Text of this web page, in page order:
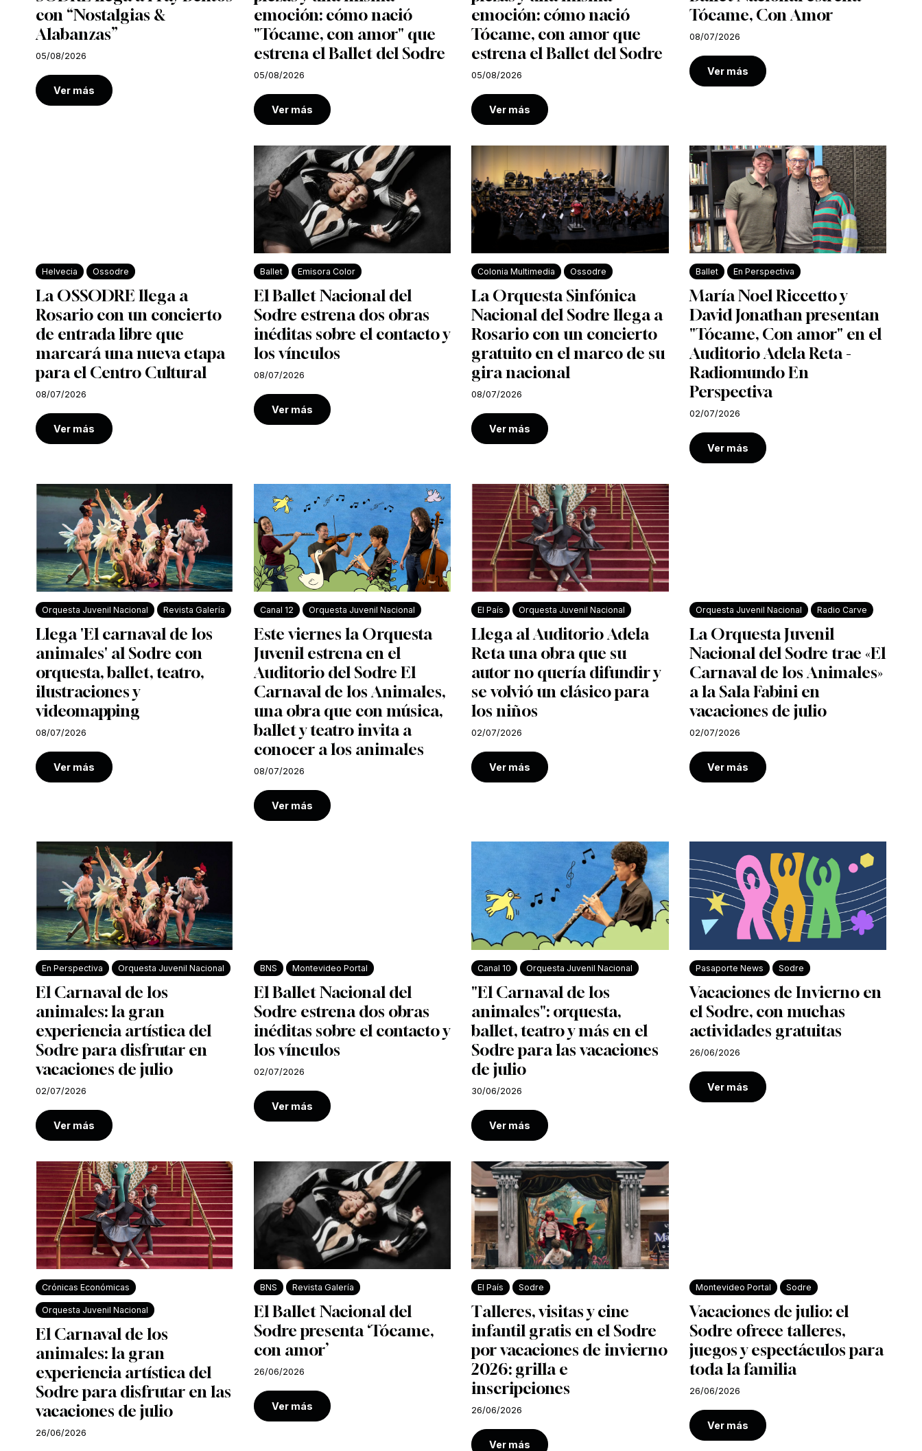
con “Nostalgias &
Alabanzas”
05/08/2026
Ver más
emoción: cómo nació
"Tócame, con amor" que
estrena el Ballet del Sodre
05/08/2026
Ver más
emoción: cómo nació
Tócame, con amor que
estrena el Ballet del Sodre
05/08/2026
Ver más
Tócame, Con Amor
08/07/2026
Ver más
Helvecia Ossodre
La OSSODRE llega a
Rosario con un concierto
de entrada libre que
marcará una nueva etapa
para el Centro Cultural
08/07/2026
Ver más
Ballet Emisora Color
El Ballet Nacional del
Sodre estrena dos obras
inéditas sobre el contacto y
los vínculos
08/07/2026
Ver más
Colonia Multimedia Ossodre
La Orquesta Sinfónica
Nacional del Sodre llega a
Rosario con un concierto
gratuito en el marco de su
gira nacional
08/07/2026
Ver más
Ballet En Perspectiva
María Noel Riccetto y
David Jonathan presentan
"Tócame, Con amor" en el
Auditorio Adela Reta -
Radiomundo En
Perspectiva
02/07/2026
Ver más
Orquesta Juvenil Nacional Revista Galería
Llega 'El carnaval de los
animales' al Sodre con
orquesta, ballet, teatro,
ilustraciones y
videomapping
08/07/2026
Ver más
Canal 12 Orquesta Juvenil Nacional
Este viernes la Orquesta
Juvenil estrena en el
Auditorio del Sodre El
Carnaval de los Animales,
una obra que con música,
ballet y teatro invita a
conocer a los animales
08/07/2026
Ver más
El País Orquesta Juvenil Nacional
Llega al Auditorio Adela
Reta una obra que su
autor no quería difundir y
se volvió un clásico para
los niños
02/07/2026
Ver más
Orquesta Juvenil Nacional Radio Carve
La Orquesta Juvenil
Nacional del Sodre trae «El
Carnaval de los Animales»
a la Sala Fabini en
vacaciones de julio
02/07/2026
Ver más
En Perspectiva Orquesta Juvenil Nacional
El Carnaval de los
animales: la gran
experiencia artística del
Sodre para disfrutar en
vacaciones de julio
02/07/2026
Ver más
BNS Montevideo Portal
El Ballet Nacional del
Sodre estrena dos obras
inéditas sobre el contacto y
los vínculos
02/07/2026
Ver más
Canal 10 Orquesta Juvenil Nacional
"El Carnaval de los
animales": orquesta,
ballet, teatro y más en el
Sodre para las vacaciones
de julio
30/06/2026
Ver más
Pasaporte News Sodre
Vacaciones de Invierno en
el Sodre, con muchas
actividades gratuitas
26/06/2026
Ver más
Crónicas Económicas
Orquesta Juvenil Nacional
El Carnaval de los
animales: la gran
experiencia artística del
Sodre para disfrutar en las
vacaciones de julio
26/06/2026
BNS Revista Galería
El Ballet Nacional del
Sodre presenta ‘Tócame,
con amor’
26/06/2026
Ver más
El País Sodre
Talleres, visitas y cine
infantil gratis en el Sodre
por vacaciones de invierno
2026: grilla e
inscripciones
26/06/2026
Ver más
Montevideo Portal Sodre
Vacaciones de julio: el
Sodre ofrece talleres,
juegos y espectáculos para
toda la familia
26/06/2026
Ver más